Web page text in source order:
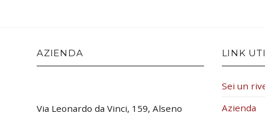
AZIENDA
Via Leonardo da Vinci, 159, Alseno
LINK
Sei un
Azienda